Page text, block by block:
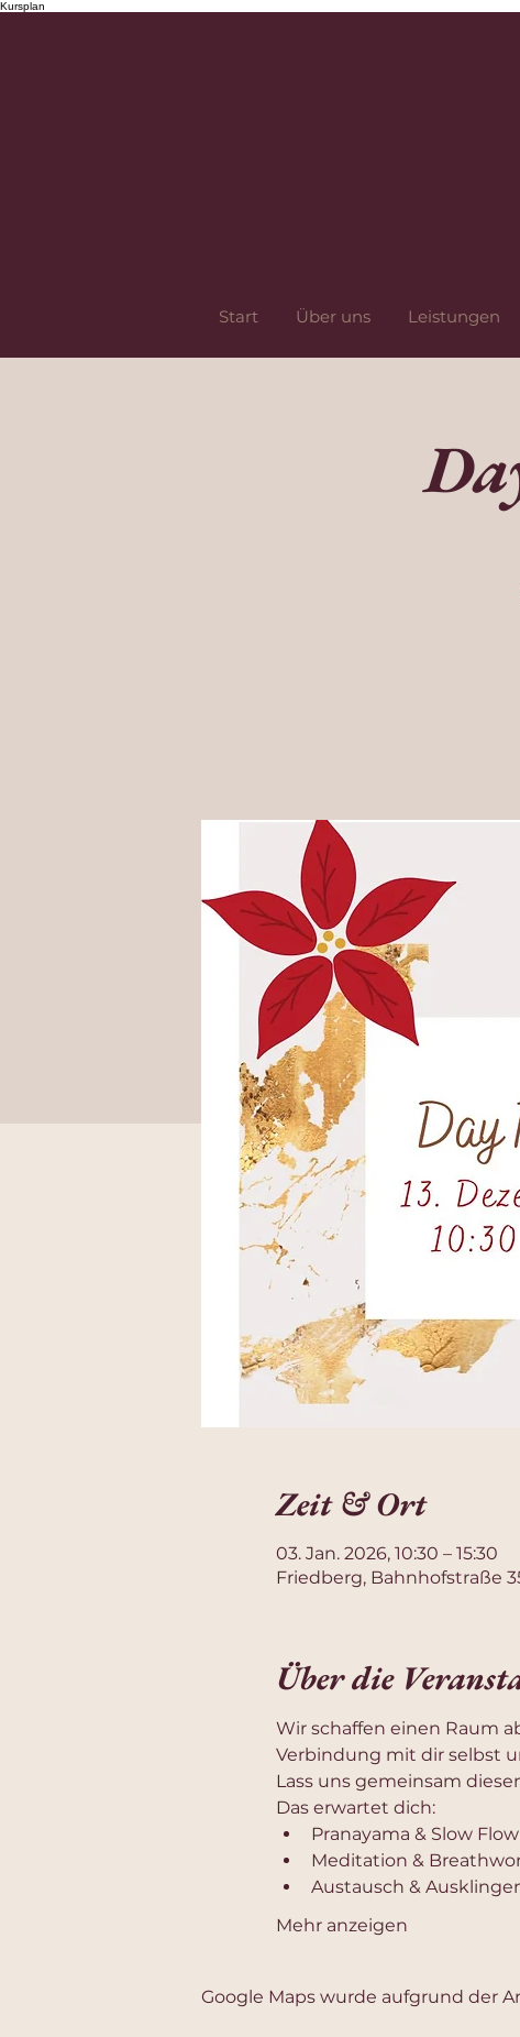
Kursplan
Start Über uns Leistungen
Zeit & Ort
03. Jan. 2026, 10:30 – 15:30
Friedberg, Bahnhofstraße
Über die
Wir schaffen einen Raum
Verbindung mit dir selbst
Lass uns gemeinsam
Das erwartet dich:
Pranayama & Slow
Meditation &
Austausch &
Mehr anzeigen
Google Maps wurde aufgrund der